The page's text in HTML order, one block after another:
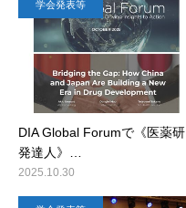
学会発表等
DIA Global Forumで《医薬研
発達人》…
2025.10.30